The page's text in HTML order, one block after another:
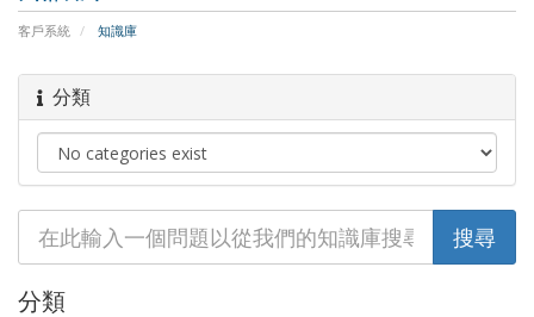
客戶系統 知識庫
分類
分類